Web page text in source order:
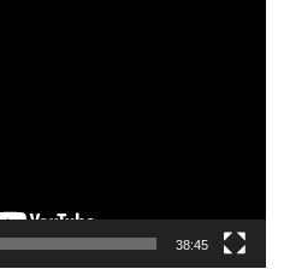
38:45